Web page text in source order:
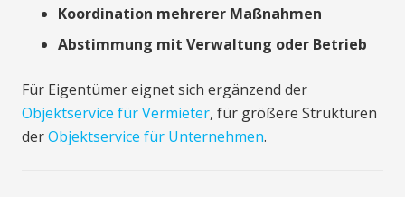
Koordination mehrerer Maßnahmen
Abstimmung mit Verwaltung oder Betrieb
Für Eigentümer eignet sich ergänzend der
Objektservice für Vermieter, für größere Strukturen
derObjektservice für Unternehmen.